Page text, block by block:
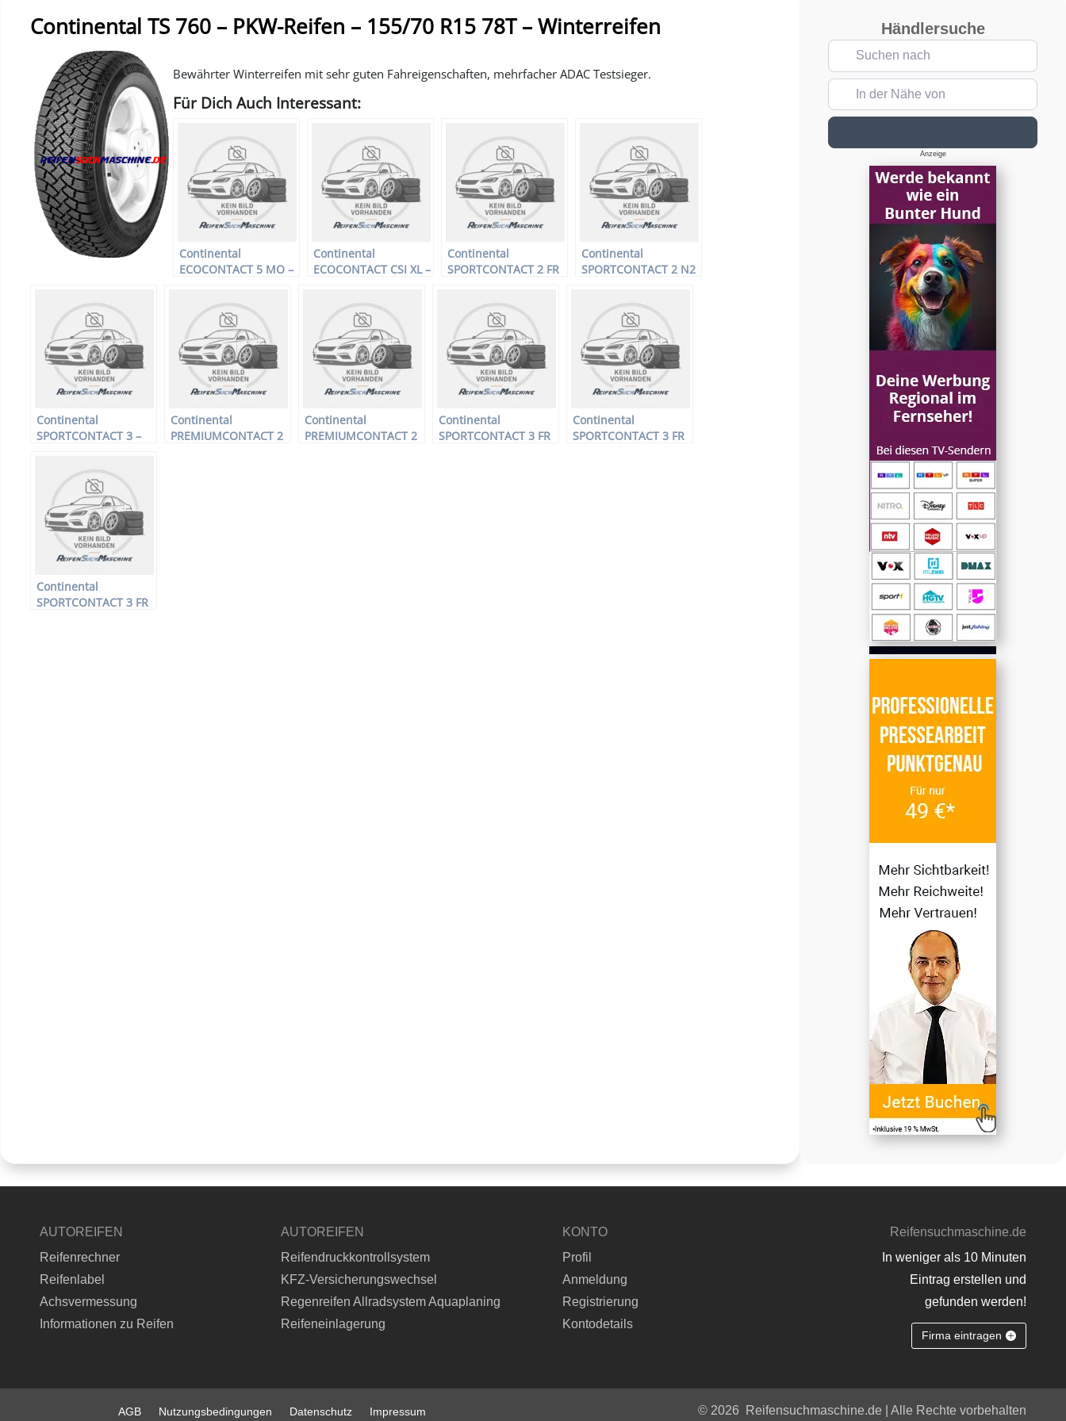
Continental TS 760 – PKW-Reifen – 155/70 R15 78T – Winterreifen
Bewährter Winterreifen mit sehr guten Fahreigenschaften, mehrfacher ADAC Testsieger.
Für Dich Auch Interessant:
Continental
ECOCONTACT 5 MO –
R16 91H –
Sommerreifen
Continental
ECOCONTACT CSI XL –
R17 98V –
Sommerreifen
Continental
SPORTCONTACT 2 FR
255/40 R17 ZR –
Sommerreifen
Continental
SPORTCONTACT 2 N2
265/35 R18 93Y –
Sommerreifen
Continental
SPORTCONTACT 3 –
R17 94V –
Sommerreifen
Continental
PREMIUMCONTACT 2
Continental
PREMIUMCONTACT 2
Continental
SPORTCONTACT 3 FR
Continental
SPORTCONTACT 3 FR
Continental
SPORTCONTACT 3 FR
Händlersuche
Suchen nach
In der Nähe von
Anzeige
AUTOREIFEN
Reifenrechner
Reifenlabel
Achsvermessung
Informationen zu Reifen
AUTOREIFEN
Reifendruckkontrollsystem
KFZ-Versicherungswechsel
Regenreifen Allradsystem Aquaplaning
Reifeneinlagerung
KONTO
Profil
Anmeldung
Registrierung
Kontodetails
Reifensuchmaschine.de
In weniger als 10 Minuten
Eintrag erstellen und
gefunden werden!
Firma eintragen
AGB Nutzungsbedingungen Datenschutz Impressum © 2026 Reifensuchmaschine.de | Alle Rechte vorbehalten